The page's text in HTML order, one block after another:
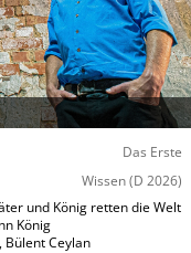
Das Erste
Wissen(D 2026)
und König retten die Welt
König
, Bülent Ceylan